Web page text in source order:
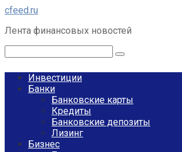
Перейти
контенту
cfeed.ru
Лента финансовых новостей
Инвестиции
Банки
Банковские карты
Кредиты
Банковские депозиты
Лизинг
Бизнес